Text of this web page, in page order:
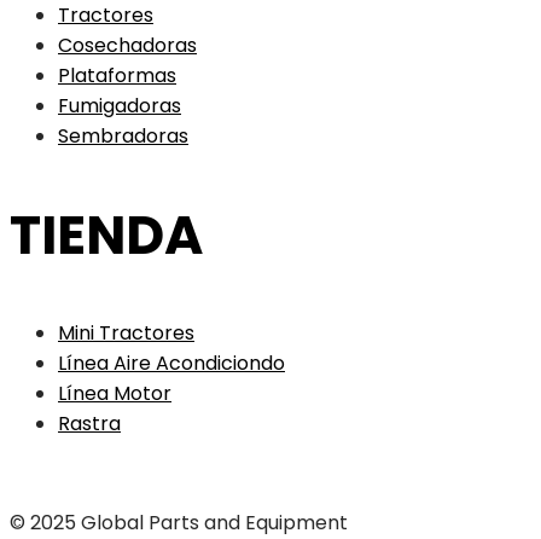
Tractores
Cosechadoras
Plataformas
Fumigadoras
Sembradoras
TIENDA
Mini Tractores
Línea Aire Acondiciondo
Línea Motor
Rastra
© 2025 Global Parts and Equipment